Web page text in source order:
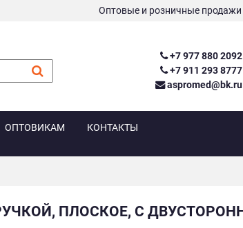
Оптовые и розничные продажи
+7 977 880 2092
+7 911 293 8777
aspromed@bk.ru
ОПТОВИКАМ КОНТАКТЫ
ПЛОСКОЕ, С